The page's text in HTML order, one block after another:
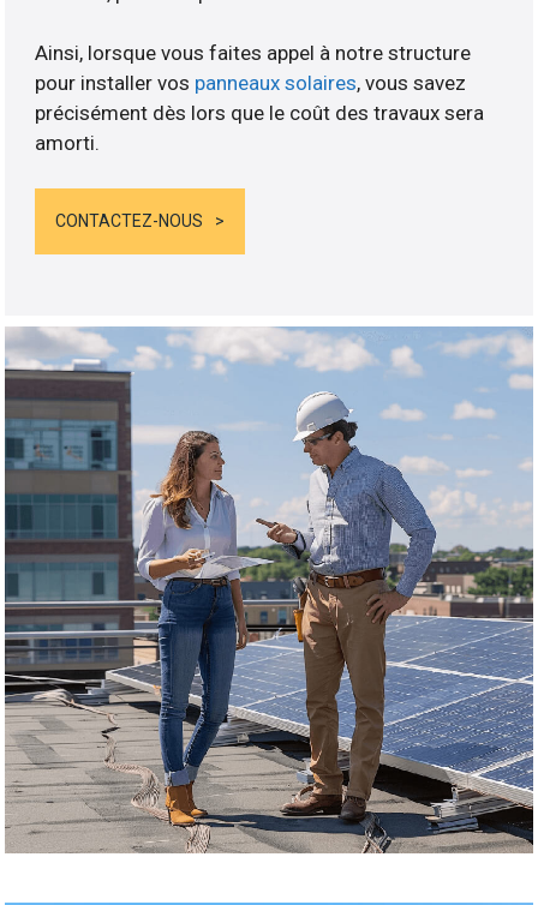
Ainsi, lorsque vous faites appel à notre structure
pour installer vos panneaux solaires, vous savez
précisément dès lors que le coût des travaux sera
amorti.
CONTACTEZ-NOUS